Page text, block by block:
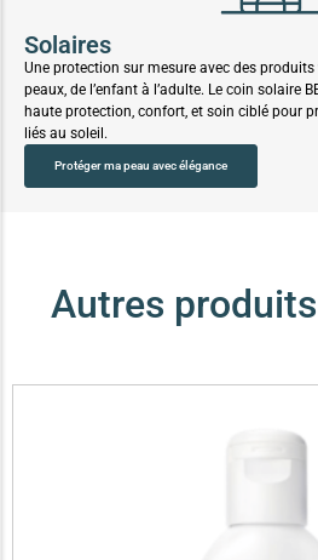
Solaires
Une protection sur mesure avec des
peaux, de l’enfant à l’adulte. Le coin solaire
haute protection, confort, et soin ciblé pour
liés au soleil.
Protéger ma peau avec élégance
Autres